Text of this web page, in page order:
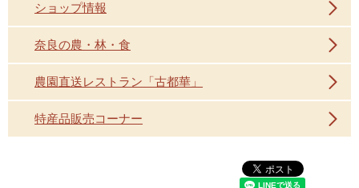
ショップ情報
奈良の農・林・食
農園直送レストラン「古都華」
特産品販売コーナー